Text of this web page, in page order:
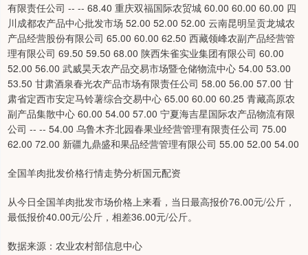
有限责任公司 -- -- 68.40 重庆双福国际农贸城 60.00 60.00 60.00 四
川成都农产品中心批发市场 52.00 52.00 52.00 云南昆明呈贡龙城农
产品经营股份有限公司 65.00 60.00 62.50 西藏领峰农副产品经营管
理有限公司 69.50 59.50 68.00 陕西朱雀实业集团有限公司 60.00
52.00 56.00 武威昊天农产品交易市场暨仓储物流中心 54.00 53.00
53.50 甘肃酒泉春光农产品市场有限责任公司 58.00 56.00 57.00 甘
肃省定西市安定马铃薯综合交易中心 65.00 60.00 60.25 青藏高原农
副产品集散中心 60.00 54.00 57.00 宁夏海吉星国际农产品物流有限
公司 -- -- 54.00 乌鲁木齐北园春果业经营管理有限责任公司 75.00
62.00 72.00 新疆九鼎盛和果品经营管理有限公司 55.00 52.00 54.00
全国羊肉批发价格行情走势分析国元配资
从今日全国羊肉批发市场价格上来看，当日最高报价76.00元/公斤，
最低报价40.00元/公斤，相差36.00元/公斤。
数据来源：农业农村部信息中心